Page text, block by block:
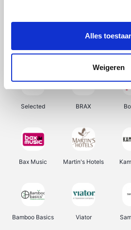
Alles
Weigeren
Samsung My Jewellery
Selected BRAX
Bax Music Martin's Hotels
Bamboo Basics Viator